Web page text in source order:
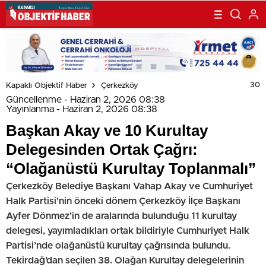
Kapaklı Objektif Haber Çerkezköy 30
Güncellenme - Haziran 2, 2026 08:38
Yayınlanma - Haziran 2, 2026 08:38
Başkan Akay ve 10 Kurultay
Delegesinden Ortak Çağrı:
“Olağanüstü Kurultay Toplanmalı”
Çerkezköy Belediye Başkanı Vahap Akay ve Cumhuriyet
Halk Partisi'nin önceki dönem Çerkezköy İlçe Başkanı
Ayfer Dönmez’in de aralarında bulunduğu 11 kurultay
delegesi, yayımladıkları ortak bildiriyle Cumhuriyet Halk
Partisi’nde olağanüstü kurultay çağrısında bulundu.
Tekirdağ’dan seçilen 38. Olağan Kurultay delegelerinin